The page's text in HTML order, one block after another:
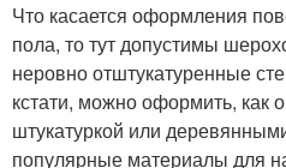
Что касается оформления
пола, то тут допустимы
неровно отштукатуренные
кстати, можно оформить, как
штукатуркой или
популярные материалы для